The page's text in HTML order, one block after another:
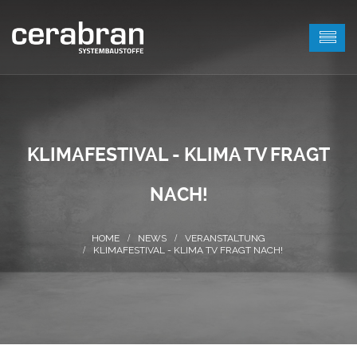
KLIMAFESTIVAL - KLIMA TV FRAGT
NACH!
NEWS
VERANSTALTUNG
KLIMAFESTIVAL - KLIMA TV FRAGT NACH!